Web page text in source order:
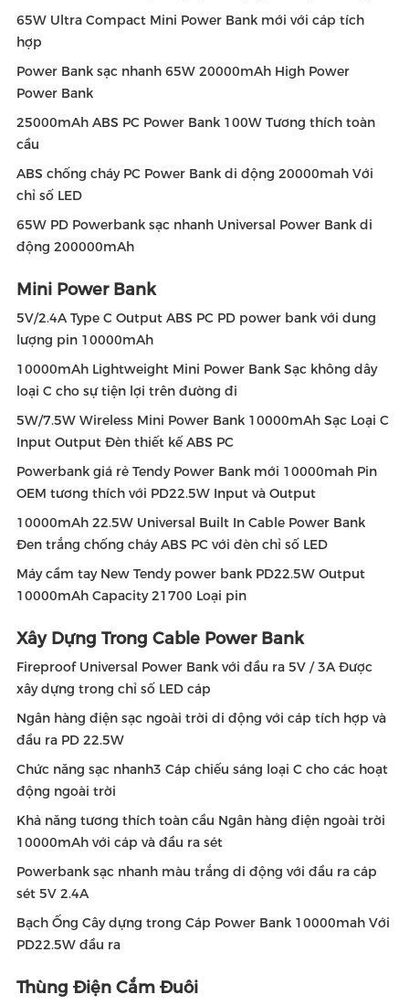
65W Ultra Compact Mini Power Bank mới với cáp tích
hợp
Power Bank sạc nhanh 65W 20000mAh High Power
Power Bank
25000mAh ABS PC Power Bank 100W Tương thích toàn
cầu
ABS chống cháy PC Power Bank di động 20000mah Với
chỉ số LED
65W PD Powerbank sạc nhanh Universal Power Bank di
động 200000mAh
Mini Power Bank
5V/2.4A Type C Output ABS PC PD power bank với dung
lượng pin 10000mAh
10000mAh Lightweight Mini Power Bank Sạc không dây
loại C cho sự tiện lợi trên đường đi
5W/7.5W Wireless Mini Power Bank 10000mAh Sạc Loại C
Input Output Đèn thiết kế ABS PC
Powerbank giá rẻ Tendy Power Bank mới 10000mah Pin
OEM tương thích với PD22.5W Input và Output
10000mAh 22.5W Universal Built In Cable Power Bank
Đen trắng chống cháy ABS PC với đèn chỉ số LED
Máy cầm tay New Tendy power bank PD22.5W Output
10000mAh Capacity 21700 Loại pin
Xây Dựng Trong Cable Power Bank
Fireproof Universal Power Bank với đầu ra 5V / 3A Được
xây dựng trong chỉ số LED cáp
Ngân hàng điện sạc ngoài trời di động với cáp tích hợp và
đầu ra PD 22.5W
Chức năng sạc nhanh3 Cáp chiếu sáng loại C cho các hoạt
động ngoài trời
Khả năng tương thích toàn cầu Ngân hàng điện ngoài trời
10000mAh với cáp và đầu ra sét
Powerbank sạc nhanh màu trắng di động với đầu ra cáp
sét 5V 2.4A
Bạch Ống Cây dựng trong Cáp Power Bank 10000mah Với
PD22.5W đầu ra
Thùng Điện Cắm Đuôi